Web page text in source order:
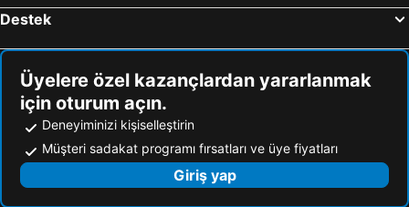
Destek
Üyelere özel kazançlardan yararlanmak
için oturum açın.
Deneyiminizi kişiselleştirin
Müşteri sadakat programı fırsatları ve üye fiyatları
Giriş yap